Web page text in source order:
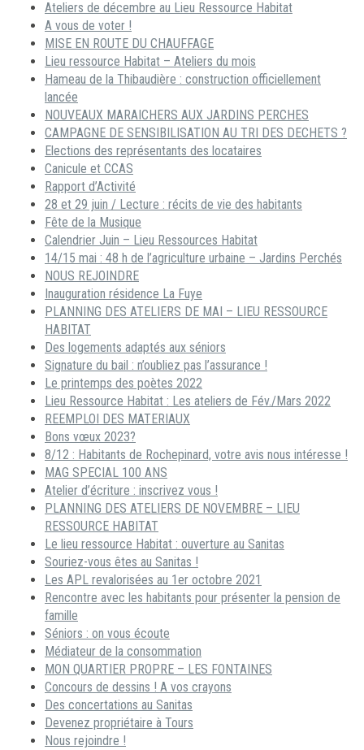
Ateliers de décembre au Lieu Ressource Habitat
A vous de voter !
MISE EN ROUTE DU CHAUFFAGE
Lieu ressource Habitat – Ateliers du mois
Hameau de la Thibaudière : construction officiellement
lancée
NOUVEAUX MARAICHERS AUX JARDINS PERCHES
CAMPAGNE DE SENSIBILISATION AU TRI DES DECHETS ?
Elections des représentants des locataires
Canicule et CCAS
Rapport d’Activité
28 et 29 juin / Lecture : récits de vie des habitants
Fête de la Musique
Calendrier Juin – Lieu Ressources Habitat
14/15 mai : 48 h de l’agriculture urbaine – Jardins Perchés
NOUS REJOINDRE
Inauguration résidence La Fuye
PLANNING DES ATELIERS DE MAI – LIEU RESSOURCE
HABITAT
Des logements adaptés aux séniors
Signature du bail : n’oubliez pas l’assurance !
Le printemps des poètes 2022
Lieu Ressource Habitat : Les ateliers de Fév./Mars 2022
REEMPLOI DES MATERIAUX
Bons vœux 2023?
8/12 : Habitants de Rochepinard, votre avis nous intéresse !
MAG SPECIAL 100 ANS
Atelier d’écriture : inscrivez vous !
PLANNING DES ATELIERS DE NOVEMBRE – LIEU
RESSOURCE HABITAT
Le lieu ressource Habitat : ouverture au Sanitas
Souriez-vous êtes au Sanitas !
Les APL revalorisées au 1er octobre 2021
Rencontre avec les habitants pour présenter la pension de
famille
Séniors : on vous écoute
Médiateur de la consommation
MON QUARTIER PROPRE – LES FONTAINES
Concours de dessins ! A vos crayons
Des concertations au Sanitas
Devenez propriétaire à Tours
Nous rejoindre !